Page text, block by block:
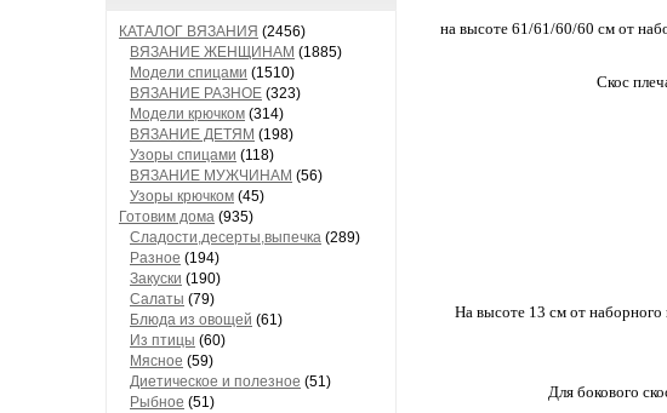
КАТАЛОГ ВЯЗАНИЯ (2456)
ВЯЗАНИЕ ЖЕНЩИНАМ (1885)
Модели спицами (1510)
ВЯЗАНИЕ РАЗНОЕ (323)
Модели крючком (314)
ВЯЗАНИЕ ДЕТЯМ (198)
Узоры спицами (118)
ВЯЗАНИЕ МУЖЧИНАМ (56)
Узоры крючком (45)
Готовим дома (935)
Сладости,десерты,выпечка (289)
Разное (194)
Закуски (190)
Салаты (79)
Блюда из овощей (61)
Из птицы (60)
Мясное (59)
Диетическое и полезное (51)
Рыбное (51)
на высоте 61/61/60/60 см от
Скос
На высоте 13 см от
Для бокового